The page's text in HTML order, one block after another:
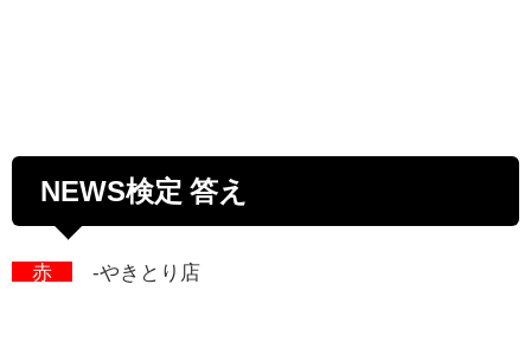
NEWS検定 答え
赤 -やきとり店